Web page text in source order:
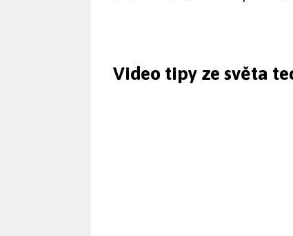
Video tipy ze světa